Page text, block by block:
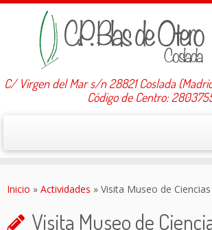
C/ Virgen del Mar s/n 28821 Coslada
Código de Centro:
Inicio » Actividades » Visita Museo de
Visita Museo de